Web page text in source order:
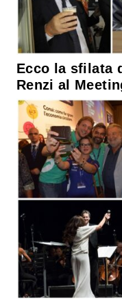
Ecco la sfilata
Renzi al